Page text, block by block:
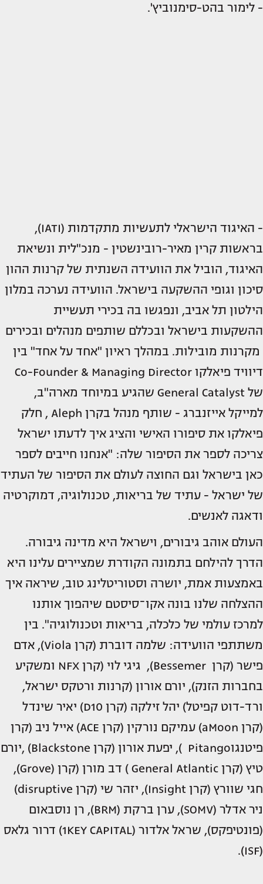
- לימור בהט-סימנוביץ'.
- האיגוד הישראלי לתעשיות מתקדמות (IATI),
בראשות קרין מאיר-רובינשטין - מנכ"לית ונשיאת
האיגוד, הוביל את הוועידה השנתית של קרנות ההון
סיכון וגופי ההשקעה בישראל. הוועידה נערכה במלון
הילטון תל אביב, ונפגשו בה בכירי תעשיית
ההשקעות בישראל ובכללם שותפים מנהלים ובכירים
מקרנות מובילות. במהלך ראיון "אחד על אחד" בין
דיוויד פיאלקו Co-Founder & Managing Director
של General Catalyst שהגיע במיוחד מארה"ב,
למייקל אייזנברג - שותף מנהל בקרן Aleph , חלק
פיאלקו את סיפורו האישי והציג איך לדעתו ישראל
צריכה לספר את הסיפור שלה: "אנחנו חייבים לספר
כאן בישראל וגם החוצה לעולם את הסיפור של העתיד
של ישראל - עתיד של בריאות, טכנולוגיה, דמוקרטיה
ודאגה לאנשים.
העולם אוהב גיבורים, וישראל היא מדינה גיבורה.
הדרך להילחם בתמונה הקודרת שמציירים עלינו היא
באמצעות אמת, יושרה וסטוריטלינג טוב, שיראה איך
ההצלחה שלנו בונה אקו־סיסטם שיהפוך אותנו
למרכז עולמי של כלכלה, בריאות וטכנולוגיה". בין
משתתפי הוועידה: שלמה דוברת (קרן Viola), אדם
פישר (קרן Bessemer), גיגי לוי (קרן NFX ומשקיע
בחברות הזנק), יורם אורון (קרנות ורטקס ישראל,
ורד-דוט קפיטל) יהל זילקה (קרן D10) יאיר שינדל
(קרן aMoon) עמיקם נורקין (קרן ACE) אייל ניב (קרן
פיטנגוPitango ), יפעת אורון (קרן Blackstone) ,יורם
טיץ (קרן General Atlantic ) דב מורן (קרן (Grove),
חגי שוורץ (קרן Insight), יזהר שי (קרן disruptive)
ניר אדלר (SOMV), ערן ברקת (BRM), רן נוסבאום
(פונטיפקס), שראל אלדור (1KEY CAPITAL) דרור גלאס
(ISF).